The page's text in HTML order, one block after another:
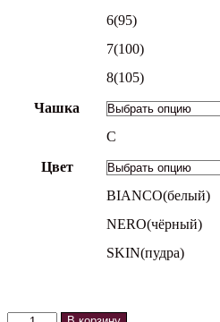
6(95)
7(100)
8(105)
Чашка
C
Цвет
BIANCO(белый)
NERO(чёрный)
SKIN(пудра)
Количество